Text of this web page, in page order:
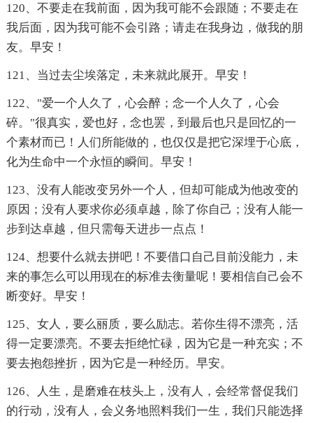
120、不要走在我前面，因为我可能不会跟随；不要走在
我后面，因为我可能不会引路；请走在我身边，做我的朋
友。早安！
121、当过去尘埃落定，未来就此展开。早安！
122、"爱一个人久了，心会醉；念一个人久了，心会
碎。"很真实，爱也好，念也罢，到最后也只是回忆的一
个素材而已！人们所能做的，也仅仅是把它深埋于心底，
化为生命中一个永恒的瞬间。早安！
123、没有人能改变另外一个人，但却可能成为他改变的
原因；没有人要求你必须卓越，除了你自己；没有人能一
步到达卓越，但只需每天进步一点点！
124、想要什么就去拼吧！不要借口自己目前没能力，未
来的事怎么可以用现在的标准去衡量呢！要相信自己会不
断变好。早安！
125、女人，要么丽质，要么励志。若你生得不漂亮，活
得一定要漂亮。不要去拒绝忙碌，因为它是一种充实；不
要去抱怨挫折，因为它是一种经历。早安。
126、人生，是磨难在枝头上，没有人，会经常督促我们
的行动，没有人，会义务地照料我们一生，我们只能选择